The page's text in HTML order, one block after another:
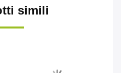
simili